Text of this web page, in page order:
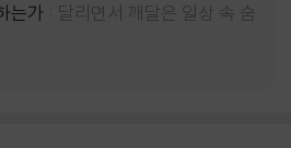
는가
달리면서 깨달은 일상 속 숨